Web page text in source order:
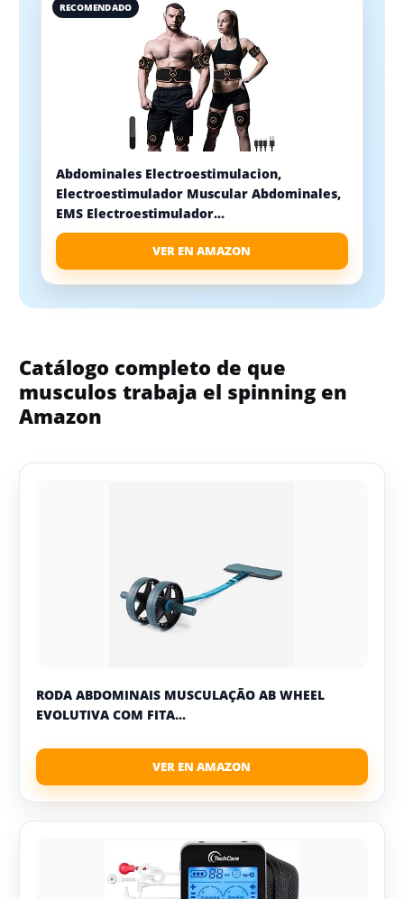
RECOMENDADO
Abdominales Electroestimulacion,
Electroestimulador Muscular Abdominales,
EMS Electroestimulador...
VER EN AMAZON
Catálogo completo de que
musculos trabaja el spinning en
Amazon
RODA ABDOMINAIS MUSCULAÇÃO AB WHEEL
EVOLUTIVA COM FITA...